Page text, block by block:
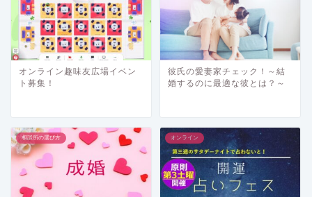
オンライン趣味友広場イベン
ト募集！
彼氏の愛妻家チェック！～結
婚するのに最適な彼とは？～
相談所の選び方 オンライン